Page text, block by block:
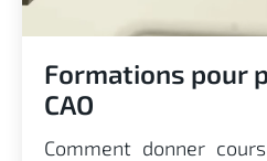
Formations pour
CAO
Comment donner